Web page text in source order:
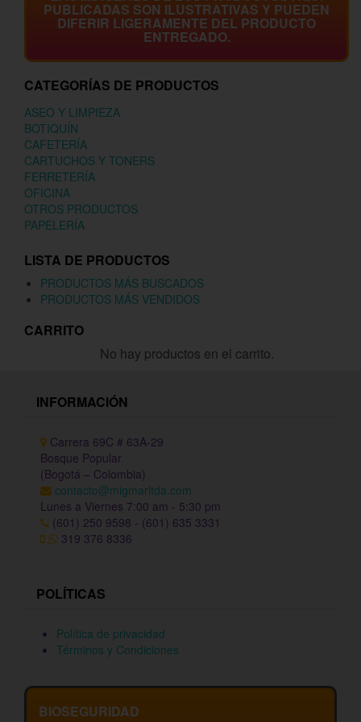
PUBLICADAS SON ILUSTRATIVAS Y PUEDEN
DIFERIR LIGERAMENTE DEL PRODUCTO
ENTREGADO.
CATEGORÍAS DE PRODUCTOS
ASEO Y LIMPIEZA
BOTIQUÍN
CAFETERÍA
CARTUCHOS Y TONERS
FERRETERÍA
OFICINA
OTROS PRODUCTOS
PAPELERÍA
LISTA DE PRODUCTOS
PRODUCTOS MÁS BUSCADOS
PRODUCTOS MÁS VENDIDOS
CARRITO
No hay productos en el carrito.
INFORMACIÓN
Carrera 69C # 63A-29
Bosque Popular
(Bogotá – Colombia)
contacto@migmarltda.com
Lunes a Viernes 7:00 am - 5:30 pm
(601) 250 9598 - (601) 635 3331
319 376 8336
POLÍTICAS
Política de privacidad
Términos y Condiciones
BIOSEGURIDAD